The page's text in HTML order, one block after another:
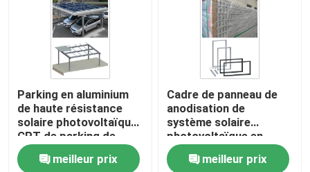
Parking en aluminium
de haute résistance
solaire photovoltaïque
CPT de parking de
systèmes de support
de picovoltemeilleur prix
Cadre de panneau de
anodisation de
système solaire
photovoltaïque en
aluminium d'étirage
PFA
meilleur prix